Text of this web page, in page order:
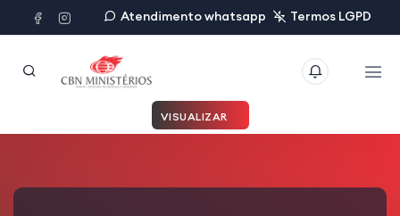
Atendimento whatsapp Termos LGPD
VISUALIZAR